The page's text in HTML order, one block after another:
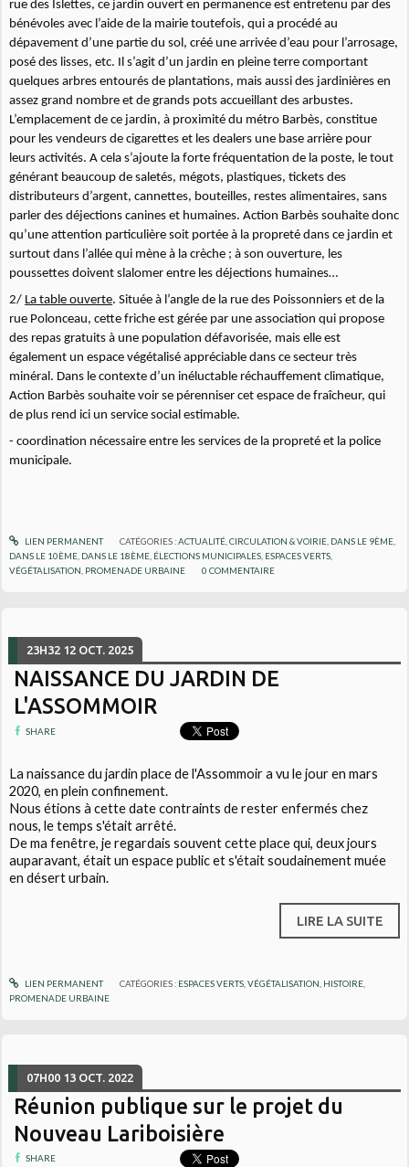
rue des Islettes, ce jardin ouvert en permanence est entretenu par des
bénévoles avec l’aide de la mairie toutefois, qui a procédé au
dépavement d’une partie du sol, créé une arrivée d’eau pour l’arrosage,
posé des lisses, etc. Il s’agit d’un jardin en pleine terre comportant
quelques arbres entourés de plantations, mais aussi des jardinières en
assez grand nombre et de grands pots accueillant des arbustes.
L’emplacement de ce jardin, à proximité du métro Barbès, constitue
pour les vendeurs de cigarettes et les dealers une base arrière pour
leurs activités. A cela s’ajoute la forte fréquentation de la poste, le tout
générant beaucoup de saletés, mégots, plastiques, tickets des
distributeurs d’argent, cannettes, bouteilles, restes alimentaires, sans
parler des déjections canines et humaines. Action Barbès souhaite donc
qu’une attention particulière soit portée à la propreté dans ce jardin et
surtout dans l’allée qui mène à la crèche ; à son ouverture, les
poussettes doivent slalomer entre les déjections humaines…
2/ La table ouverte. Située à l’angle de la rue des Poissonniers et de la
rue Polonceau, cette friche est gérée par une association qui propose
des repas gratuits à une population défavorisée, mais elle est
également un espace végétalisé appréciable dans ce secteur très
minéral. Dans le contexte d’un inéluctable réchauffement climatique,
Action Barbès souhaite voir se pérenniser cet espace de fraîcheur, qui
de plus rend ici un service social estimable.
- coordination nécessaire entre les services de la propreté et la police
municipale.
LIEN PERMANENT CATÉGORIES :ACTUALITÉ, CIRCULATION & VOIRIE, DANS LE 9ÈME,
DANS LE 10ÈME DANS LE 18ÈME ÉLECTIONS MUNICIPALES ESPACES VERTS,
VÉGÉTALISATION PROMENADE URBAINE 0 COMMENTAIRE
23H32 12 OCT. 2025
NAISSANCE DU JARDIN DE
L'ASSOMMOIR
SHARE
La naissance du jardin place de l'Assommoir a vu le jour en mars
2020, en plein confinement.
Nous étions à cette date contraints de rester enfermés chez
nous, le temps s'était arrêté.
De ma fenêtre, je regardais souvent cette place qui, deux jours
auparavant, était un espace public et s'était soudainement muée
en désert urbain.
LIRE LA SUITE
LIEN PERMANENT CATÉGORIES : ESPACES VERTS, VÉGÉTALISATION HISTOIRE,
PROMENADE URBAINE
07H00 13 OCT. 2022
Réunion publique sur le projet du
Nouveau Lariboisière
SHARE